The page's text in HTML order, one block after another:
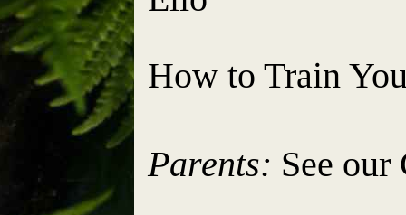
How to Train
Parents: See our